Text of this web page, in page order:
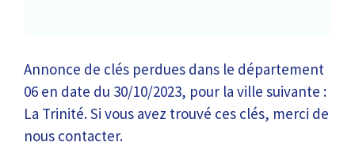
Annonce de clés perdues dans le département
06 en date du 30/10/2023, pour la ville suivante :
La Trinité. Si vous avez trouvé ces clés, merci de
nous contacter.